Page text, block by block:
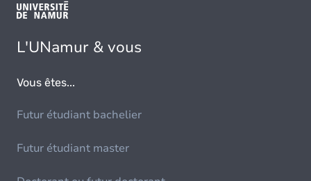
L'UNamur & vous
Vous êtes...
Futur étudiant bachelier
Futur étudiant master